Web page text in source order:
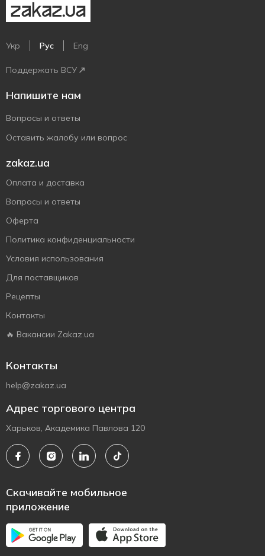
Укр Рус Eng
Поддержать ВСУ
Напишите нам
Вопросы и ответы
Оставить жалобу или вопрос
zakaz.ua
Оплата и доставка
Вопросы и ответы
Оферта
Политика конфиденциальности
Условия использования
Для поставщиков
Рецепты
Контакты
🔥 Вакансии Zakaz.ua
Контакты
help@zakaz.ua
Адрес торгового центра
Харьков, Академика Павлова 120
Скачивайте мобильное
приложение